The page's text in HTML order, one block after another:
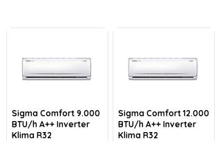
Sigma Comfort 9.000
BTU/h A++ Inverter
Klima R32
Sigma Comfort 12.000
BTU/h A++ Inverter
Klima R32